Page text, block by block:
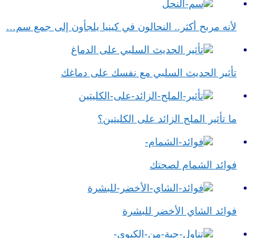
لأنه مربح أكثر.. النحالون في كينيا يلجأون إلى جمع سم…
تأثير الحديث السلبي مع نفسك على دماغك
ما تأثير الملح الزائد على الكليتين؟
فوائد الشمام لصحتك
فوائد الشاي الأخضر للبشرة